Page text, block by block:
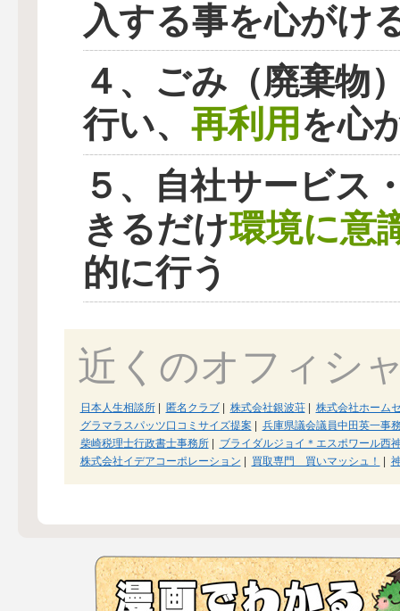
入する事を心がけ
４、ごみ（廃棄物
行い、 再利用を心
５、自社サービス
きるだけ環境に意
的に行う
近くのオフィシ
日本人生相談所| 匿名クラブ| 株式会社銀波荘|
株式会社ホーム
グラマラスパッツ口コミサイズ提案
兵庫県議会議員中田英一事
柴崎税理士行政書士事務所|
ブライダルジョイ＊エスポワール
株式会社イデアコーポレーション
買取専門 買いマッシュ！